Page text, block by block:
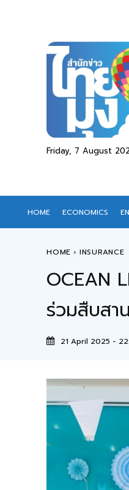
Friday, 7 August
HOME ECONOMICS
HOME INSURANCE
OCEAN
ร่วมสืบสา
21 April 2025 -